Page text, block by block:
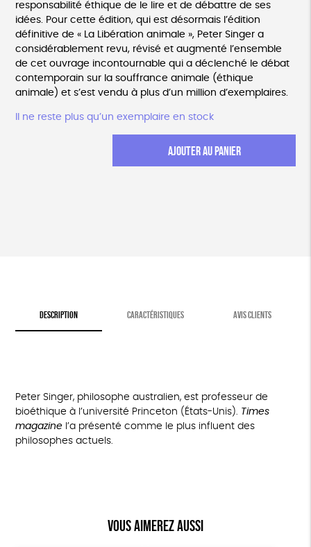
responsabilité éthique de le lire et de débattre de ses
idées. Pour cette édition, qui est désormais l’édition
définitive de « La Libération animale », Peter Singer a
considérablement revu, révisé et augmenté l’ensemble
de cet ouvrage incontournable qui a déclenché le débat
contemporain sur la souffrance animale (éthique
animale) et s’est vendu à plus d’un million d’exemplaires.
Il ne reste plus qu’un exemplaire en stock
AJOUTER AU PANIER
DESCRIPTION CARACTÉRISTIQUES AVIS CLIENTS
Peter Singer, philosophe australien, est professeur de
bioéthique à l’université Princeton (États-Unis). Times
magazinel’a présenté comme le plus influent des
philosophes actuels.
Vous aimerez aussi